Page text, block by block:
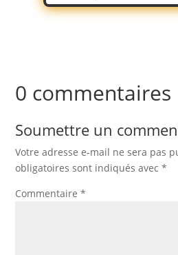
0 commentaires
Soumettre un
Votre adresse e-mail ne sera pas
obligatoires sont indiqués avec*
Commentaire*